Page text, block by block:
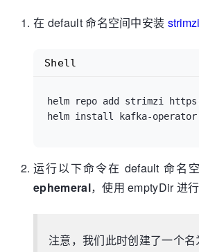
在 default 命名空间中安装
helm repo add strimzi
Shell
运行以下命令在 default 命名
ephemeral，使用 emptyDir 进行
注意，我们此时创建了一个